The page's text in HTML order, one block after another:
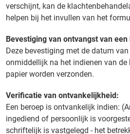
verschijnt, kan de
helpen bij het invullen van het
Bevestiging van ontvangst van
Deze bevestiging met de datum
onmiddellijk na het indienen van
papier worden verzonden.
Verificatie van ontvankelijkheid:
Een beroep is ontvankelijk indien:
ingediend of persoonlijk is
schriftelijk is vastgelegd - het